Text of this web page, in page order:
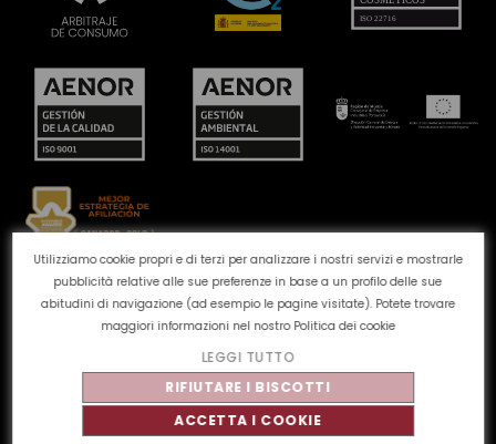
Utilizziamo cookie propri e di terzi per analizzare i nostri servizi e mostrarle
pubblicità relative alle sue preferenze in base a un profilo delle sue
abitudini di navigazione (ad esempio le pagine visitate). Potete trovare
maggiori informazioni nel nostro Politica dei cookie
LEGGI TUTTO
RIFIUTARE I BISCOTTI
ACCETTA I COOKIE
Canale reclami Politica dei cookie
Politica sulla
privacy
Avviso legale Qualità e ambiente
2026 - Tutti i diritti riservati